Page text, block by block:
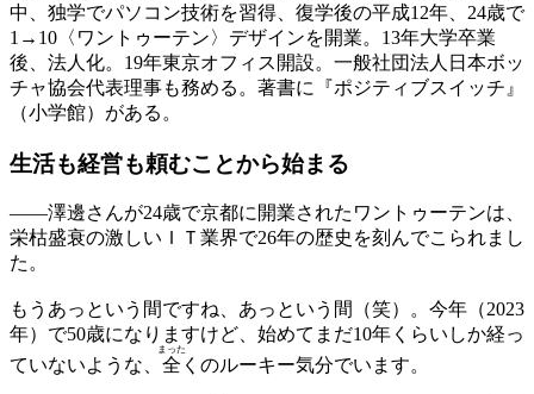
中、独学でパソコン技術を習得、復学後の平成12年、24歳で
1→10〈ワントゥーテン〉デザインを開業。13年大学卒業
後、法人化。19年東京オフィス開設。一般社団法人日本ボッ
チャ協会代表理事も務める。著書に『ポジティブスイッチ』
（小学館）がある。
生活も経営も頼むことから始まる
——澤邊さんが24歳で京都に開業されたワントゥーテンは、
栄枯盛衰の激しいＩＴ業界で26年の歴史を刻んでこられまし
た。
もうあっという間ですね、あっという間（笑）。今年（2023
年）で50歳になりますけど、始めてまだ10年くらいしか経っ
ていないような、 全
まった
くのルーキー気分でいます。